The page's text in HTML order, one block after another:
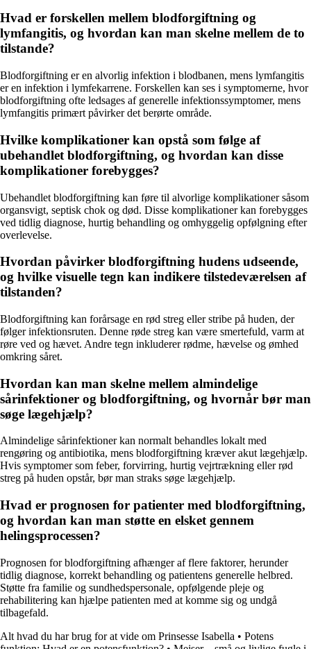
Hvad er forskellen mellem blodforgiftning og
lymfangitis, og hvordan kan man skelne mellem de to
tilstande?
Blodforgiftning er en alvorlig infektion i blodbanen, mens lymfangitis
er en infektion i lymfekarrene. Forskellen kan ses i symptomerne, hvor
blodforgiftning ofte ledsages af generelle infektionssymptomer, mens
lymfangitis primært påvirker det berørte område.
Hvilke komplikationer kan opstå som følge af
ubehandlet blodforgiftning, og hvordan kan disse
komplikationer forebygges?
Ubehandlet blodforgiftning kan føre til alvorlige komplikationer såsom
organsvigt, septisk chok og død. Disse komplikationer kan forebygges
ved tidlig diagnose, hurtig behandling og omhyggelig opfølgning efter
overlevelse.
Hvordan påvirker blodforgiftning hudens udseende,
og hvilke visuelle tegn kan indikere tilstedeværelsen af
tilstanden?
Blodforgiftning kan forårsage en rød streg eller stribe på huden, der
følger infektionsruten. Denne røde streg kan være smertefuld, varm at
røre ved og hævet. Andre tegn inkluderer rødme, hævelse og ømhed
omkring såret.
Hvordan kan man skelne mellem almindelige
sårinfektioner og blodforgiftning, og hvornår bør man
søge lægehjælp?
Almindelige sårinfektioner kan normalt behandles lokalt med
rengøring og antibiotika, mens blodforgiftning kræver akut lægehjælp.
Hvis symptomer som feber, forvirring, hurtig vejrtrækning eller rød
streg på huden opstår, bør man straks søge lægehjælp.
Hvad er prognosen for patienter med blodforgiftning,
og hvordan kan man støtte en elsket gennem
helingsprocessen?
Prognosen for blodforgiftning afhænger af flere faktorer, herunder
tidlig diagnose, korrekt behandling og patientens generelle helbred.
Støtte fra familie og sundhedspersonale, opfølgende pleje og
rehabilitering kan hjælpe patienten med at komme sig og undgå
tilbagefald.
Alt hvad du har brug for at vide om Prinsesse Isabella • Potens